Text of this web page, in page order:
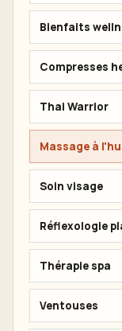
Bienfaits
Compresses
Thai Warrior
Massage à
Soin visage
Réflexologie
Thérapie spa
Ventouses